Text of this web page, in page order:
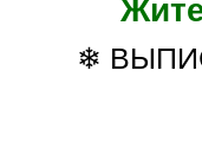
❄ ВЫПИСКИ из архивных документов (БЕЗ